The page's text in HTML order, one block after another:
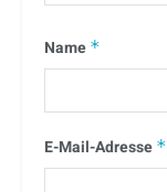
Name *
E-Mail-Adresse *